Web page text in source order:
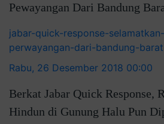
Pewayangan Dari Bandung
jabar-quick-response-
perwayangan-dari-bandung-barat
Rabu, 26 Desember 2018 00:00
Berkat Jabar Quick Response,
Hindun di Gunung Halu Pun